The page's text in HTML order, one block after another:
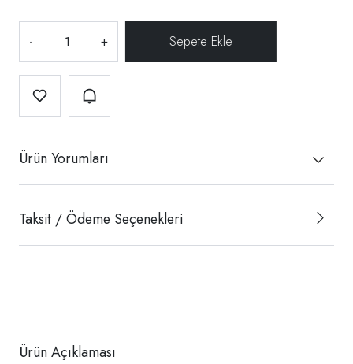
- +
Ürün Yorumları
Taksit / Ödeme Seçenekleri
Ürün Açıklaması